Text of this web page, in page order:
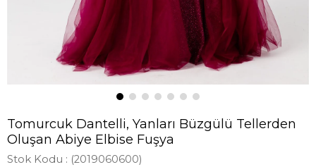
Tomurcuk Dantelli, Yanları Büzgülü Tellerden
Oluşan Abiye Elbise Fuşya
Stok Kodu (2019060600)